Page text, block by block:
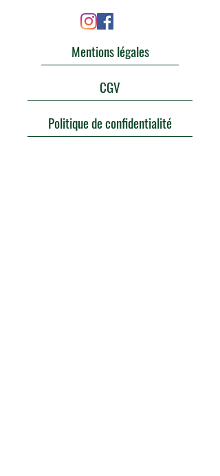
Mentions légales
CGV
Politique de confidentialité